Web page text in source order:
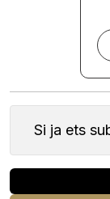
Si ja ets